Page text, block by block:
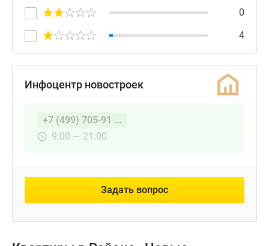
0
4
Инфоцентр новостроек
+7 (499) 705-91 ...
9:00 — 21:00
Задать вопрос